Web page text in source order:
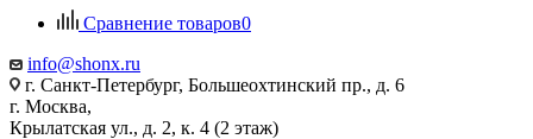
Сравнение товаров0
info@shonx.ru
г. Санкт-Петербург, Большеохтинский пр., д. 6
г. Москва,
Крылатская ул., д. 2, к. 4 (2 этаж)